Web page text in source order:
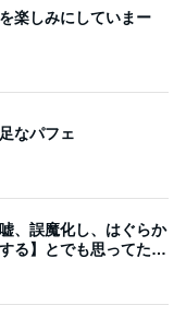
楽しみにしていまー
なパフェ
、誤魔化し、はぐらか
る】とでも思ってたん